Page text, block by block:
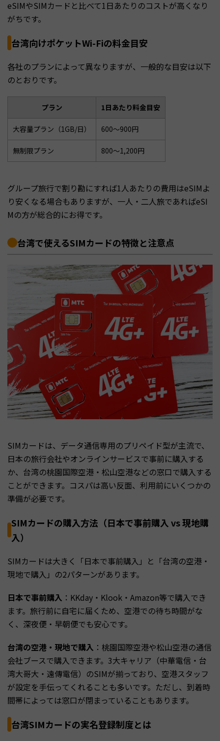
eSIMやSIMカードと比べて1日あたりのコストが高くなり
がちです。
台湾向けポケットWi-Fiの料金目安
各社のプランによって異なりますが、一般的な目安は以下
のとおりです。
プラン 1日あたり料金目安
大容量プラン（1GB/日） 600〜900円
無制限プラン 800〜1,200円
グループ旅行で割り勘にすれば1人あたりの費用はeSIMよ
り安くなる場合もありますが、一人・二人旅であればeSI
Mの方が総合的にお得です。
台湾で使えるSIMカードの特徴と注意点
SIMカードは、データ通信専用のプリペイド型が主流で、
日本の旅行会社やオンラインサービスで事前に購入する
か、台湾の桃園国際空港・松山空港などの窓口で購入する
ことができます。コスパは高い反面、利用前にいくつかの
準備が必要です。
SIMカードの購入方法（日本で事前購入 vs 現地購
入）
SIMカードは大きく「日本で事前購入」と「台湾の空港・
現地で購入」の2パターンがあります。
日本で事前購入 ：KKday・Klook・Amazon等で購入でき
ます。旅行前に自宅に届くため、空港での待ち時間がな
く、深夜便・早朝便でも安心です。
台湾の空港・現地で購入 ：桃園国際空港や松山空港の通信
会社ブースで購入できます。3大キャリア（中華電信・台
湾大哥大・遠傳電信）のSIMが揃っており、空港スタッフ
が設定を手伝ってくれることも多いです。ただし、到着時
間帯によっては窓口が閉まっていることもあります。
台湾SIMカードの実名登録制度とは